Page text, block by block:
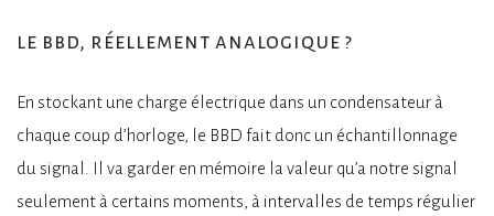
le bbd, réellement analogique ?
En stockant une charge électrique dans un condensateur à
chaque coup d’horloge, le BBD fait donc un échantillonnage
du signal. Il va garder en mémoire la valeur qu’a notre signal
seulement à certains moments, à intervalles de temps régulier